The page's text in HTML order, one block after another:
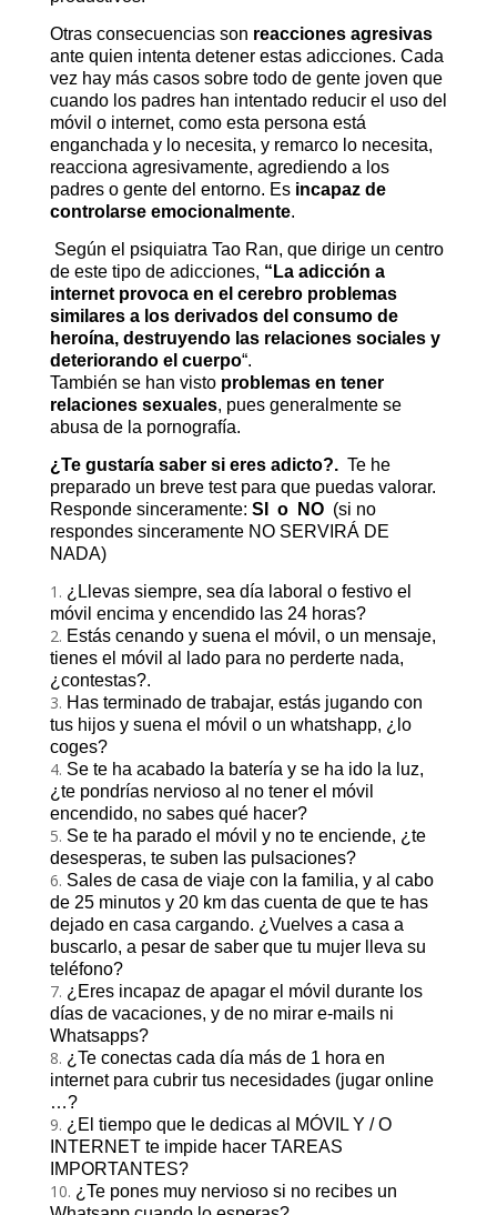
Otras consecuencias son reacciones agresivas
ante quien intenta detener estas adicciones. Cada
vez hay más casos sobre todo de gente joven que
cuando los padres han intentado reducir el uso del
móvil o internet, como esta persona está
enganchada y lo necesita, y remarco lo necesita,
reacciona agresivamente, agrediendo a los
padres o gente del entorno. Es incapaz de
controlarse emocionalmente.
Según el psiquiatra Tao Ran, que dirige un centro
de este tipo de adicciones, “La adicción a
internet provoca en el cerebro problemas
similares a los derivados del consumo de
heroína, destruyendo las relaciones sociales y
deteriorando el cuerpo“.
También se han visto problemas en tener
relaciones sexuales, pues generalmente se
abusa de la pornografía.
¿Te gustaría saber si eres adicto?.Te he
preparado un breve test para que puedas valorar.
Responde sinceramente: SI o NO(si no
respondes sinceramente NO SERVIRÁ DE
NADA)
¿Llevas siempre, sea día laboral o festivo el
móvil encima y encendido las 24 horas?
Estás cenando y suena el móvil, o un mensaje,
tienes el móvil al lado para no perderte nada,
¿contestas?.
Has terminado de trabajar, estás jugando con
tus hijos y suena el móvil o un whatshapp, ¿lo
coges?
Se te ha acabado la batería y se ha ido la luz,
¿te pondrías nervioso al no tener el móvil
encendido, no sabes qué hacer?
Se te ha parado el móvil y no te enciende, ¿te
desesperas, te suben las pulsaciones?
Sales de casa de viaje con la familia, y al cabo
de 25 minutos y 20 km das cuenta de que te has
dejado en casa cargando. ¿Vuelves a casa a
buscarlo, a pesar de saber que tu mujer lleva su
teléfono?
¿Eres incapaz de apagar el móvil durante los
días de vacaciones, y de no mirar e-mails ni
Whatsapps?
¿Te conectas cada día más de 1 hora en
internet para cubrir tus necesidades (jugar online
…?
¿El tiempo que le dedicas al MÓVIL Y / O
INTERNET te impide hacer TAREAS
IMPORTANTES?
¿Te pones muy nervioso si no recibes un